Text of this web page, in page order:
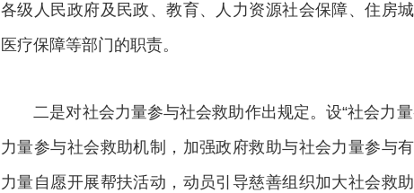
各级人民政府及民政、教育、人力资源社会保障、住房
医疗保障等部门的职责。
二是对社会力量参与社会救助作出规定。设“社会力量
力量参与社会救助机制，加强政府救助与社会力量参与
力量自愿开展帮扶活动，动员引导慈善组织加大社会救